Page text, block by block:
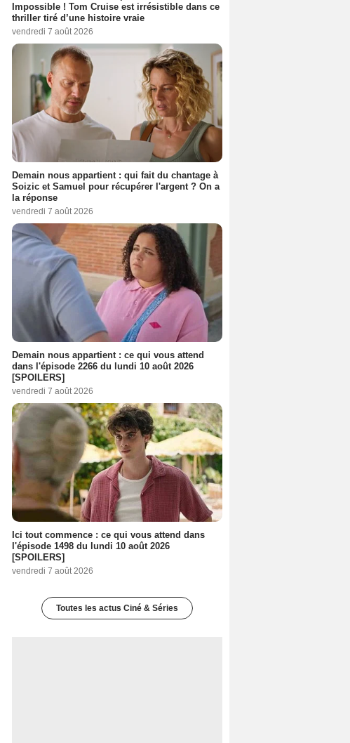
Impossible ! Tom Cruise est irrésistible dans ce
thriller tiré d’une histoire vraie
vendredi 7 août 2026
Demain nous appartient : qui fait du chantage à
Soizic et Samuel pour récupérer l'argent ? On a
la réponse
vendredi 7 août 2026
Demain nous appartient : ce qui vous attend
dans l'épisode 2266 du lundi 10 août 2026
[SPOILERS]
vendredi 7 août 2026
Ici tout commence : ce qui vous attend dans
l'épisode 1498 du lundi 10 août 2026
[SPOILERS]
vendredi 7 août 2026
Toutes les actus Ciné & Séries